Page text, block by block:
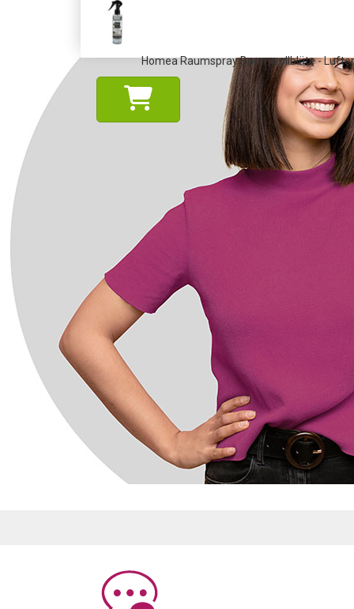
Homea Raumspray Baumwollblüte -